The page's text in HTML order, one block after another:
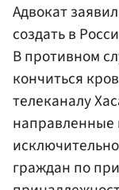
Адвокат
создать в
В противном
кончиться
телеканалу
направленные
граждан по